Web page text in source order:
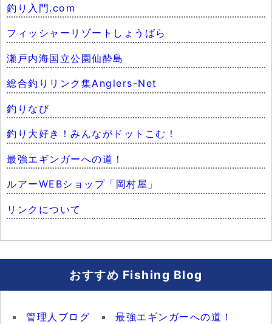
釣り入門.com
フィッシャーリゾートしょうばら
瀬戸内海国立公園仙酔島
総合釣りリンク集Anglers-Net
釣りなび
釣り大好き！みんながドットこむ！
最強エギンガーへの道！
ルアーWEBショップ「岡村屋」
リンクについて
おすすめ Fishing Blog
管理人ブログ 最強エギンガーへの道！